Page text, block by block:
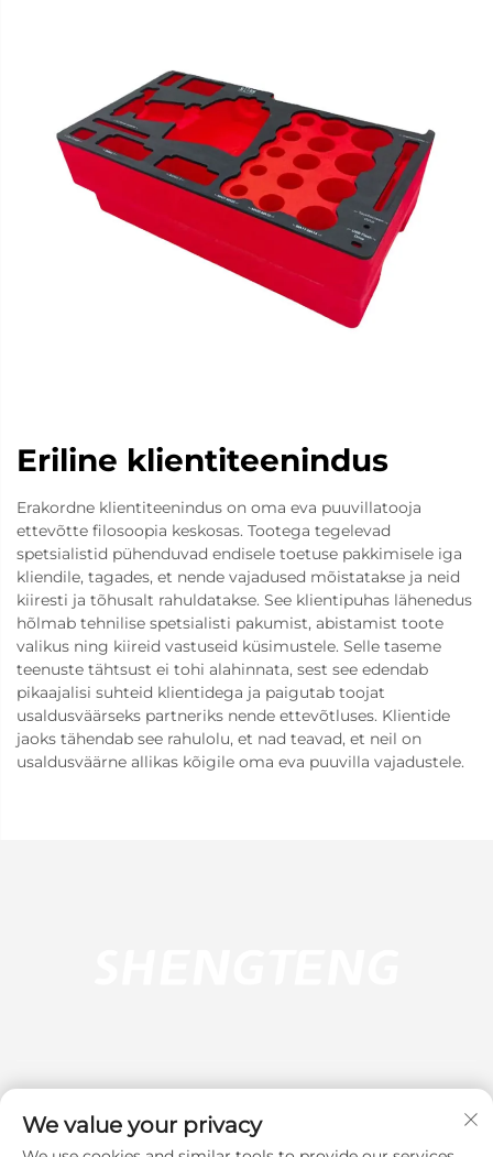
Eriline klientiteenindus
Erakordne klientiteenindus on oma eva puuvillatooja
ettevõtte filosoopia keskosas. Tootega tegelevad
spetsialistid pühenduvad endisele toetuse pakkimisele iga
kliendile, tagades, et nende vajadused mõistatakse ja neid
kiiresti ja tõhusalt rahuldatakse. See klientipuhas lähenedus
hõlmab tehnilise spetsialisti pakumist, abistamist toote
valikus ning kiireid vastuseid küsimustele. Selle taseme
teenuste tähtsust ei tohi alahinnata, sest see edendab
pikaajalisi suhteid klientidega ja paigutab toojat
usaldusväärseks partneriks nende ettevõtluses. Klientide
jaoks tähendab see rahulolu, et nad teavad, et neil on
usaldusväärne allikas kõigile oma eva puuvilla vajadustele.
We value your privacy